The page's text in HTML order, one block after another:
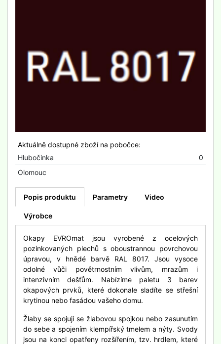
Aktuálně dostupné zboží na pobočce:
Hlubočinka
0
Olomouc
Popis produktu Parametry Video
Výrobce
Okapy EVROmat jsou vyrobené z ocelových
pozinkovaných plechů s oboustrannou povrchovou
úpravou, v hnědé barvě RAL 8017. Jsou vysoce
odolné vůči povětrnostním vlivům, mrazům i
intenzivním dešťům. Nabízíme paletu 3 barev
okapových prvků, které dokonale sladíte se střešní
krytinou nebo fasádou vašeho domu.
Žlaby se spojují se žlabovou spojkou nebo zasunutím
do sebe a spojením klempířský tmelem a nýty. Svody
jsou na konci opatřeny rozšířením, tzv. hrdlem, které